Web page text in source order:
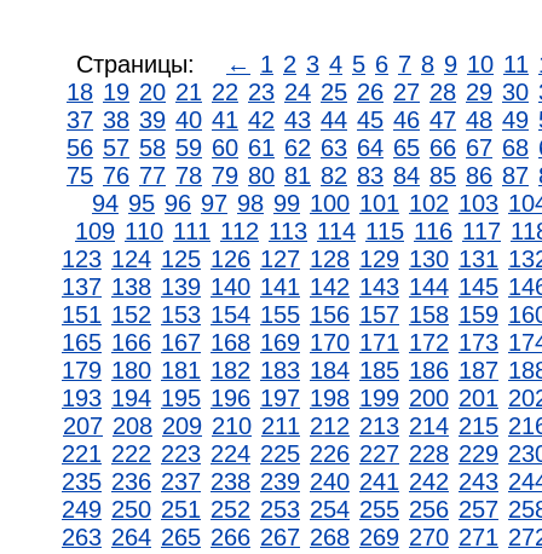
Страницы: ← 1 2 3 4 5 6 7 8 9 10 11
18 19 20 21 22 23 24 25 26 27 28 29 30
37 38 39 40 41 42 43 44 45 46 47 48 49
56 57 58 59 60 61 62 63 64 65 66 67 68
75 76 77 78 79 80 81 82 83 84 85 86 87
94 95 96 97 98 99 100 101 102 103
109 110 111 112 113 114 115 116 117
123 124 125 126 127 128 129 130 131
137 138 139 140 141 142 143 144 145
151 152 153 154 155 156 157 158 159
165 166 167 168 169 170 171 172 173
179 180 181 182 183 184 185 186 187
193 194 195 196 197 198 199 200 201
207 208 209 210 211 212 213 214 215
221 222 223 224 225 226 227 228 229
235 236 237 238 239 240 241 242 243
249 250 251 252 253 254 255 256 257
263 264 265 266 267 268 269 270 271